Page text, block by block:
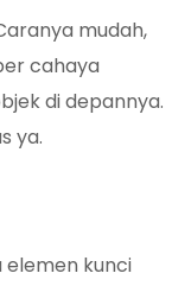
mudah,
cahaya
di depannya.
ya.
elemen kunci